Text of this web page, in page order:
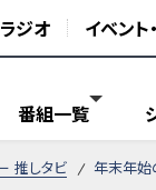
ラジオ イベント
番組一覧
推しタビ 年末年始